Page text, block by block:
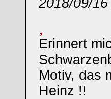
2018/09/
Erinnert
Motiv, das
Heinz !!